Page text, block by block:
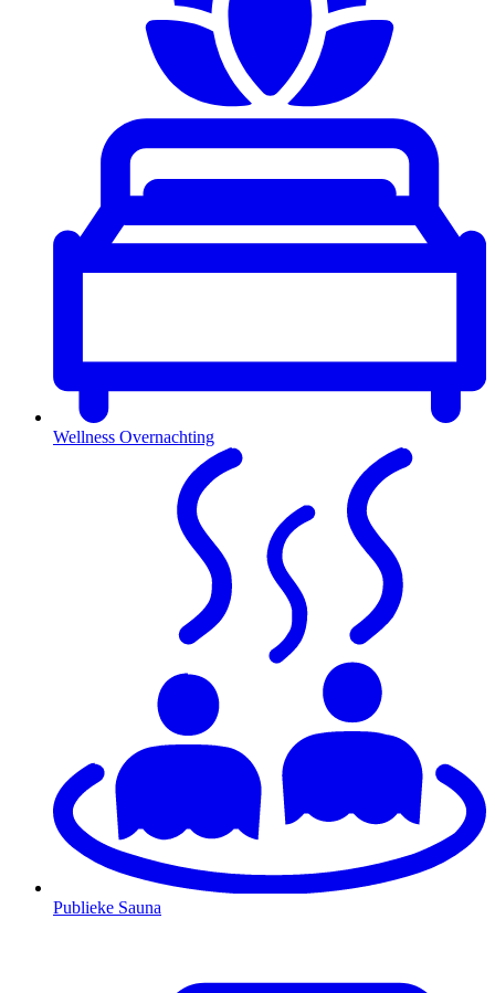
Wellness Overnachting
Publieke Sauna